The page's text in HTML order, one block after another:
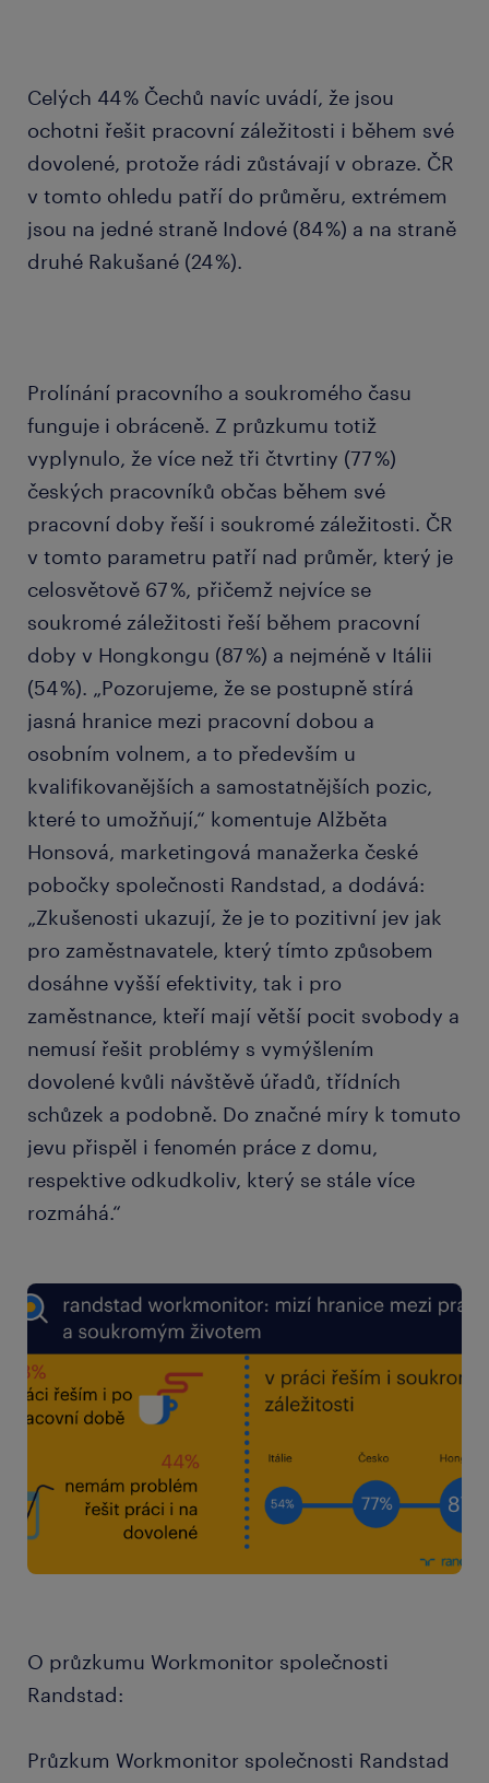
Celých 44 % Čechů navíc uvádí, že jsou
ochotni řešit pracovní záležitosti i během své
dovolené, protože rádi zůstávají v obraze. ČR
v tomto ohledu patří do průměru, extrémem
jsou na jedné straně Indové (84 %) a na straně
druhé Rakušané (24 %).
Prolínání pracovního a soukromého času
funguje i obráceně. Z průzkumu totiž
vyplynulo, že více než tři čtvrtiny (77 %)
českých pracovníků občas během své
pracovní doby řeší i soukromé záležitosti. ČR
v tomto parametru patří nad průměr, který je
celosvětově 67 %, přičemž nejvíce se
soukromé záležitosti řeší během pracovní
doby v Hongkongu (87 %) a nejméně v Itálii
(54 %). „Pozorujeme, že se postupně stírá
jasná hranice mezi pracovní dobou a
osobním volnem, a to především u
kvalifikovanějších a samostatnějších pozic,
které to umožňují,“ komentuje Alžběta
Honsová, marketingová manažerka české
pobočky společnosti Randstad, a dodává:
„Zkušenosti ukazují, že je to pozitivní jev jak
pro zaměstnavatele, který tímto způsobem
dosáhne vyšší efektivity, tak i pro
zaměstnance, kteří mají větší pocit svobody a
nemusí řešit problémy s vymýšlením
dovolené kvůli návštěvě úřadů, třídních
schůzek a podobně. Do značné míry k tomuto
jevu přispěl i fenomén práce z domu,
respektive odkudkoliv, který se stále více
rozmáhá.“
O průzkumu Workmonitor společnosti
Randstad:
Průzkum Workmonitor společnosti Randstad